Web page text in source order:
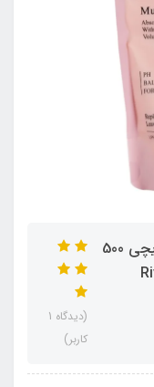
کلاژن ال پی پی مولتی تریتمنت ریواریچی 500
(دیدگاه 1
کاربر)